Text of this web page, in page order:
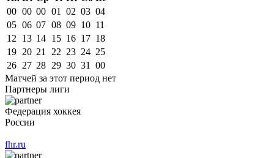
00 00 00 01 02 03 04
05 06 07 08 09 10 11
12
13 14 15 16 17 18
19 20 21 22 23 24 25
26 27 28 29 30 31
00
Матчей за этот период нет
Партнеры лиги
Федерация хоккея
России
fhr.ru